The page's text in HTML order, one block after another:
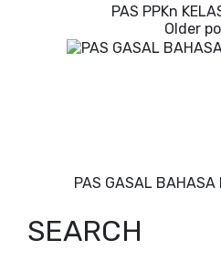
PAS PPKn
PAS GASAL BAHASA
SEARCH